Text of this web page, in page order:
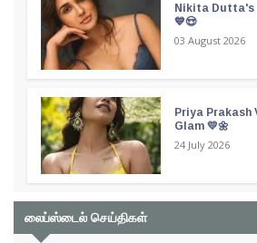
Nikita Dutta's
💙😍
03 August 2026
Priya Prakash
Glam 💛🌼
24 July 2026
லைப்ஸ்டைல் செய்திகள்